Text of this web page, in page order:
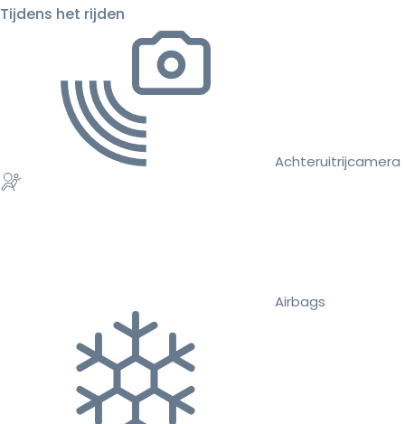
Tijdens het rijden
Achteruitrijcamera
Airbags